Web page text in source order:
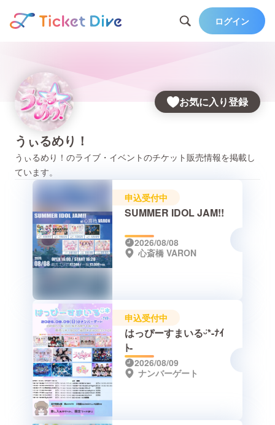
ログイン
お気に入り登録
うぃるめり！
うぃるめり！ のライブ・イベントのチケット販売情報を掲載し
ています。
申込受付中
SUMMER IDOL JAM!!
2026/08/08
心斎橋 VARON
申込受付中
はっぴーすまいるᵕ̈*-ﾅｲ
ﾄ-
2026/08/09
ナンバーゲート